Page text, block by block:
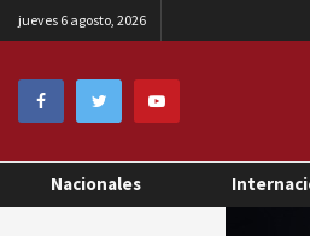
jueves 6 agosto, 2026
Nacionales